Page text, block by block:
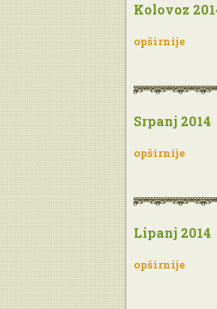
Kolovoz
opširnije
Srpanj 2014
opširnije
Lipanj 2014
opširnije